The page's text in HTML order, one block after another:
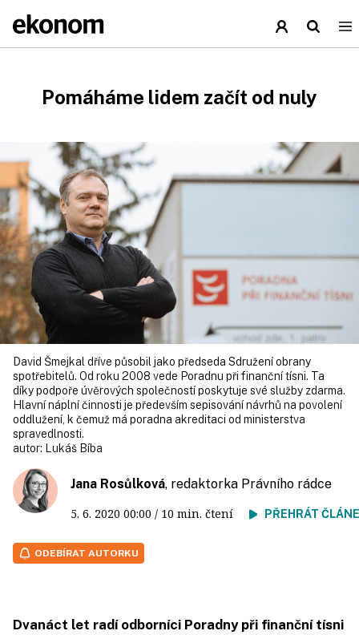
Pomáháme lidem začít od nuly
David Šmejkal dříve působil jako předseda Sdružení obrany
spotřebitelů. Od roku 2008 vede Poradnu při finanční tísni. Ta
díky podpoře úvěrových společností poskytuje své služby zdarma.
Hlavní náplní činnosti je především sepisování návrhů na povolení
oddlužení, k čemuž má poradna akreditaci od ministerstva
spravedlnosti.
autor:
Lukáš Bíba
Jana Rosůlková, redaktorka Právního rádce
5. 6. 2020 00:00 / 10 min. čtení PŘEHRÁT
ODEBÍRAT AUTORKU
Dvanáct let radí odborníci Poradny při finanční tísni